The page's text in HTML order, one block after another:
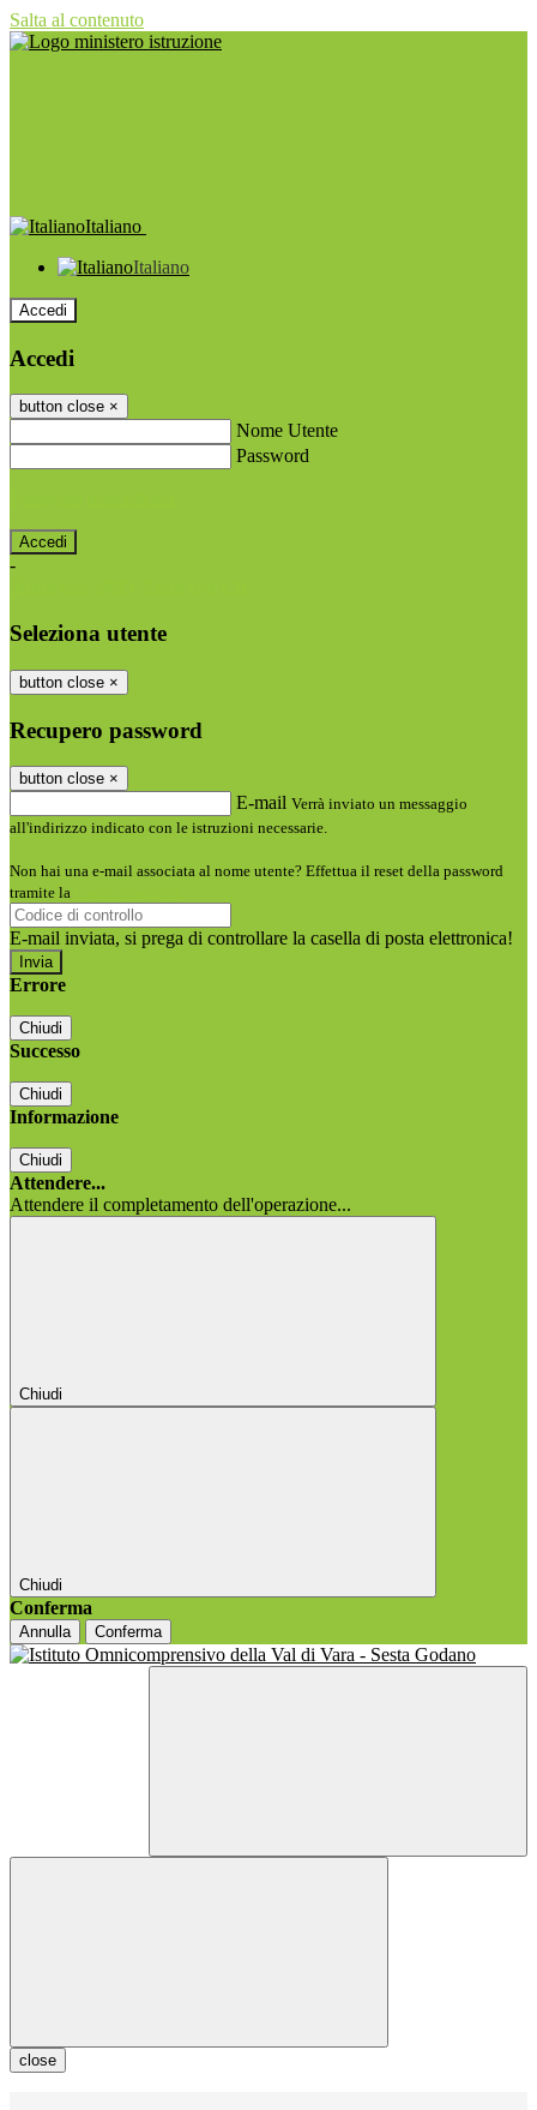
Salta al contenuto
Italiano
Italiano
Accedi
Accedi
button close ×
Nome Utente
Password
-
Seleziona utente
button close ×
Recupero password
button close ×
E-mail Verrà inviato un messaggio
all'indirizzo indicato con le istruzioni necessarie.
Non hai una e-mail associata al nome utente? Effettua il reset della password
tramite la
E-mail inviata, si prega di controllare la casella di posta elettronica!
Errore
Chiudi
Successo
Chiudi
Informazione
Chiudi
Attendere...
Attendere il completamento dell'operazione...
Chiudi
Chiudi
Conferma
Annulla Conferma
close